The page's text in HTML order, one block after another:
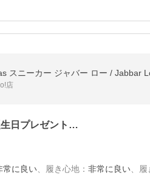
スニーカー ジャバー ロー / Jabbar
店
日プレゼント…
常に良い 履き心地 ： 非常に良い